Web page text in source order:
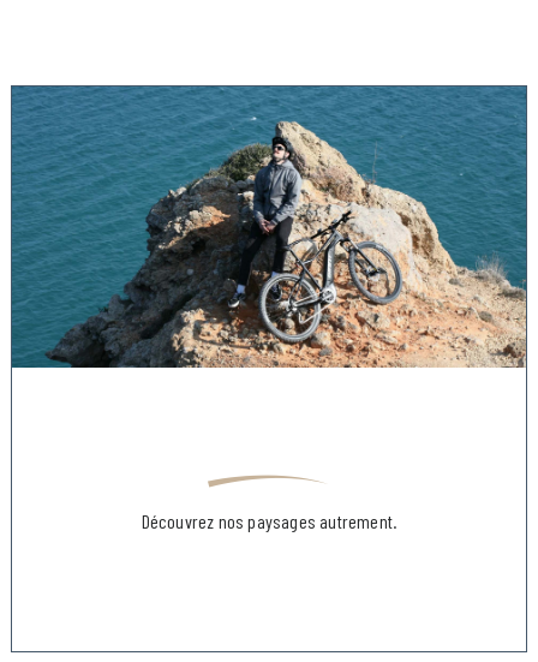
Découvrez nos paysages autrement.